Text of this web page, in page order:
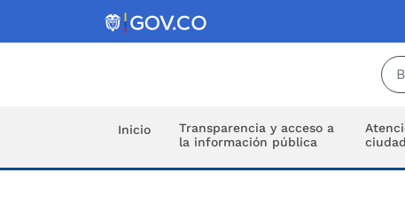
Inicio
Transparencia y acceso a
la información pública